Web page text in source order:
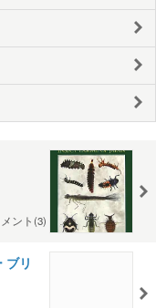
ント(3)
ブリ